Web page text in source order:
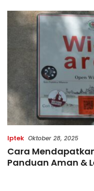
Iptek Oktober 28, 2025
Cara
Panduan Aman &